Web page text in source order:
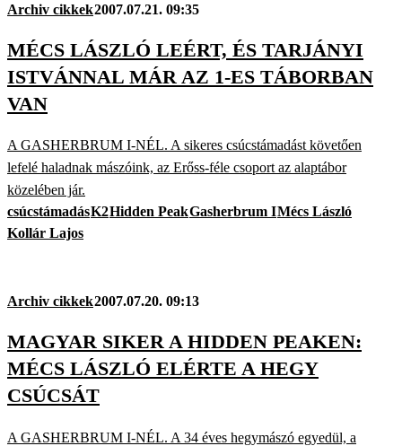
Archiv cikkek2007.07.21. 09:35
MÉCS LÁSZLÓ LEÉRT, ÉS TARJÁNYI
ISTVÁNNAL MÁR AZ 1-ES TÁBORBAN
VAN
A GASHERBRUM I-NÉL. A sikeres csúcstámadást követően
lefelé haladnak mászóink, az Erőss-féle csoport az alaptábor
közelében jár.
csúcstámadásK2Hidden PeakGasherbrum IMécs László
Kollár Lajos
Archiv cikkek2007.07.20. 09:13
MAGYAR SIKER A HIDDEN PEAKEN:
MÉCS LÁSZLÓ ELÉRTE A HEGY
CSÚCSÁT
A GASHERBRUM I-NÉL. A 34 éves hegymászó egyedül, a